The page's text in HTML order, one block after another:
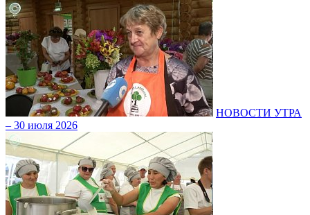
НОВОСТИ УТРА
– 30 июля 2026